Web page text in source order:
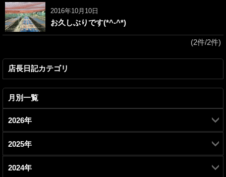
2016年10月10日
お久しぶりです(*^-^*)
(2件/2件)
店長日記カテゴリ
月別一覧
2026年
2月 (1)
2025年
7月 (1)
2024年